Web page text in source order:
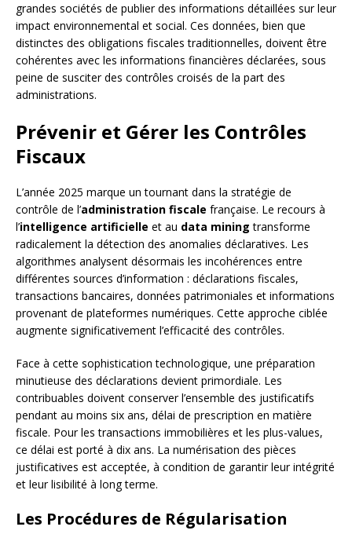
grandes sociétés de publier des informations détaillées sur leur
impact environnemental et social. Ces données, bien que
distinctes des obligations fiscales traditionnelles, doivent être
cohérentes avec les informations financières déclarées, sous
peine de susciter des contrôles croisés de la part des
administrations.
Prévenir et Gérer les Contrôles
Fiscaux
L’année 2025 marque un tournant dans la stratégie de
contrôle de l’administration fiscale française. Le recours à
l’intelligence artificielle et au data mining transforme
radicalement la détection des anomalies déclaratives. Les
algorithmes analysent désormais les incohérences entre
différentes sources d’information : déclarations fiscales,
transactions bancaires, données patrimoniales et informations
provenant de plateformes numériques. Cette approche ciblée
augmente significativement l’efficacité des contrôles.
Face à cette sophistication technologique, une préparation
minutieuse des déclarations devient primordiale. Les
contribuables doivent conserver l’ensemble des justificatifs
pendant au moins six ans, délai de prescription en matière
fiscale. Pour les transactions immobilières et les plus-values,
ce délai est porté à dix ans. La numérisation des pièces
justificatives est acceptée, à condition de garantir leur intégrité
et leur lisibilité à long terme.
Les Procédures de Régularisation